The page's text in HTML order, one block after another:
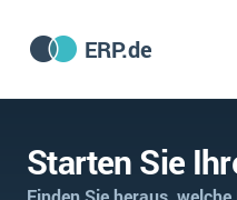
ERP.de
Starten Sie